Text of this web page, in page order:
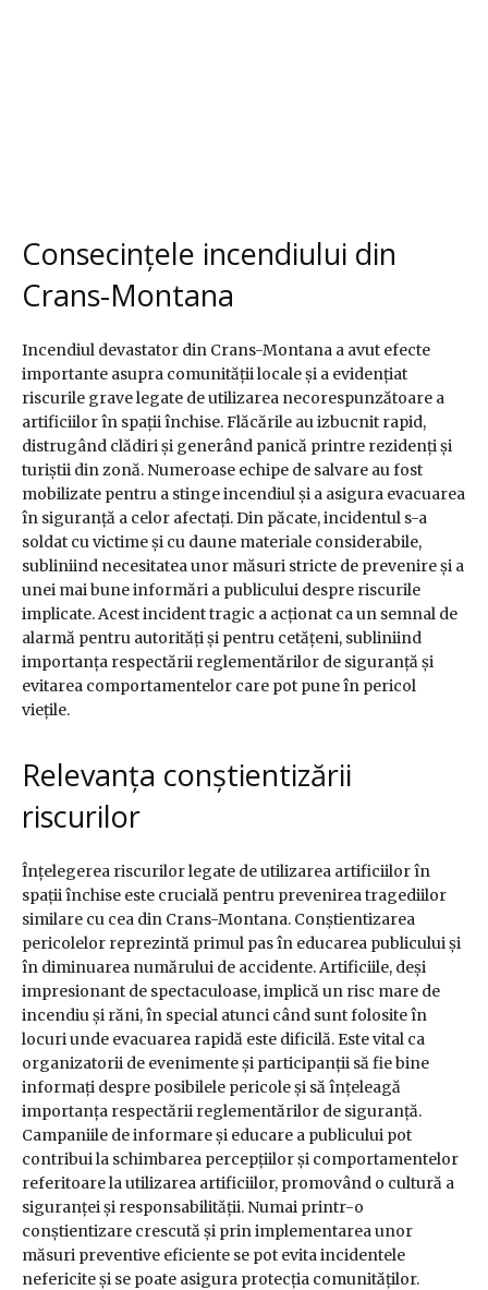
Consecințele incendiului din
Crans-Montana
Incendiul devastator din Crans-Montana a avut efecte
importante asupra comunității locale și a evidențiat
riscurile grave legate de utilizarea necorespunzătoare a
artificiilor în spații închise. Flăcările au izbucnit rapid,
distrugând clădiri și generând panică printre rezidenți și
turiștii din zonă. Numeroase echipe de salvare au fost
mobilizate pentru a stinge incendiul și a asigura evacuarea
în siguranță a celor afectați. Din păcate, incidentul s-a
soldat cu victime și cu daune materiale considerabile,
subliniind necesitatea unor măsuri stricte de prevenire și a
unei mai bune informări a publicului despre riscurile
implicate. Acest incident tragic a acționat ca un semnal de
alarmă pentru autorități și pentru cetățeni, subliniind
importanța respectării reglementărilor de siguranță și
evitarea comportamentelor care pot pune în pericol
viețile.
Relevanța conștientizării
riscurilor
Înțelegerea riscurilor legate de utilizarea artificiilor în
spații închise este crucială pentru prevenirea tragediilor
similare cu cea din Crans-Montana. Conștientizarea
pericolelor reprezintă primul pas în educarea publicului și
în diminuarea numărului de accidente. Artificiile, deși
impresionant de spectaculoase, implică un risc mare de
incendiu și răni, în special atunci când sunt folosite în
locuri unde evacuarea rapidă este dificilă. Este vital ca
organizatorii de evenimente și participanții să fie bine
informați despre posibilele pericole și să înțeleagă
importanța respectării reglementărilor de siguranță.
Campaniile de informare și educare a publicului pot
contribui la schimbarea percepțiilor și comportamentelor
referitoare la utilizarea artificiilor, promovând o cultură a
siguranței și responsabilității. Numai printr-o
conștientizare crescută și prin implementarea unor
măsuri preventive eficiente se pot evita incidentele
nefericite și se poate asigura protecția comunităților.